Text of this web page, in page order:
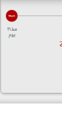
منذ ٢١
يوم